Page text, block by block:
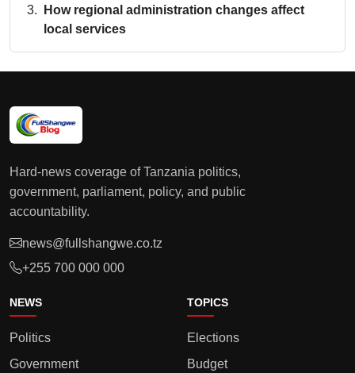
How regional administration changes affect
local services
Hard-news coverage of Tanzania politics,
government, parliament, policy, and public
accountability.
news@fullshangwe.co.tz
+255 700 000 000
NEWS
Politics
Government
TOPICS
Elections
Budget